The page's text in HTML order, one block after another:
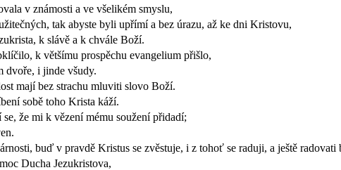
v známosti a ve všelikém smyslu,
tak abyste byli upřímí a bez úrazu, až ke dni Kristovu,
k slávě a k chvále Boží.
k většímu prospěchu evangelium přišlo,
dvoře, i jinde všudy.
mají bez strachu mluviti slovo Boží.
sobě toho Krista káží.
že mi k vězení mému soužení přidadí;
buď v pravdě Kristus se zvěstuje, i z tohoť se raduji, a ještě radovati
Ducha Jezukristova,